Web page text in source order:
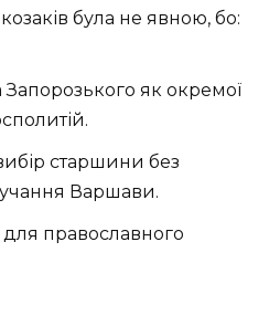
була не явною, бо:
як окремої
старшини без
Варшави.
для православного